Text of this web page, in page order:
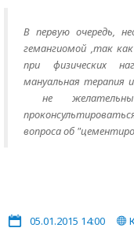
В первую очередь,
гемангиомой ,так
при физических
мануальная терапия
не
вопроса об
05.01.2015 14:00